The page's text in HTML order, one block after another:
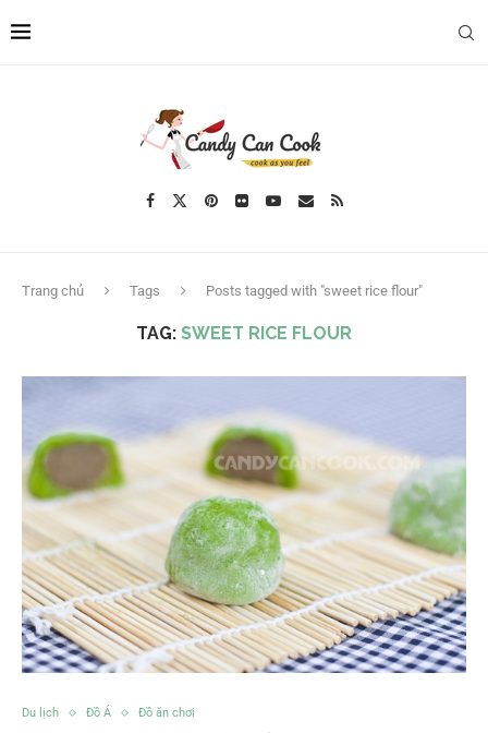
Trang chủ Tags Posts tagged with "sweet rice flour"
TAG: SWEET RICE FLOUR
Du lịch Đồ Á Đồ ăn chơi